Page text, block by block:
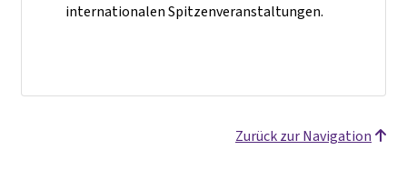
internationalen Spitzenveranstaltungen.
Zurück zur Navigation